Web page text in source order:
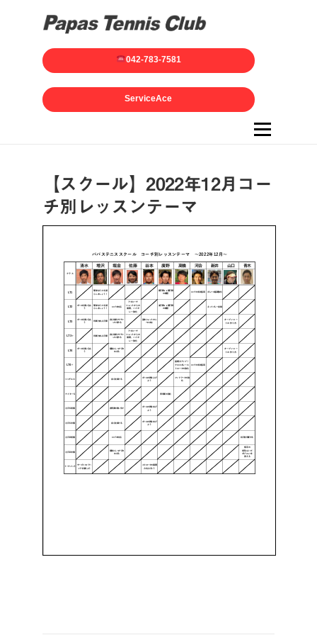
042-783-7581
ServiceAce
メニュー
【スクール】2022年12月コー
チ別レッスンテーマ